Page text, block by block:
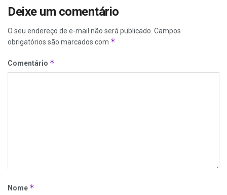
Deixe um comentário
O seu endereço de e-mail não será publicado. Campos
obrigatórios são marcados com *
Comentário *
Nome *